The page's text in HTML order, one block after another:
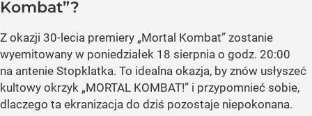
Kombat”?
Z okazji 30-lecia premiery „Mortal Kombat” zostanie
wyemitowany w poniedziałek 18 sierpnia o godz. 20:00
na antenie Stopklatka. To idealna okazja, by znów usłyszeć
kultowy okrzyk „MORTAL KOMBAT!” i przypomnieć sobie,
dlaczego ta ekranizacja do dziś pozostaje niepokonana.